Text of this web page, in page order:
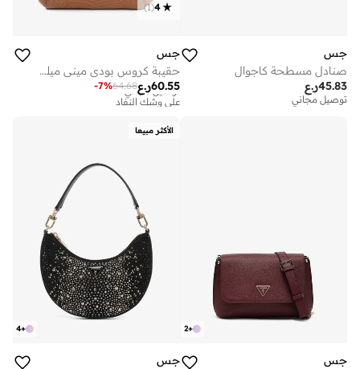
جس
صنادل مسطحة كاجوال
ر.ع45.83
توصيل مجاني
4
(
1
)
جس
حقيبة كروس بودي مينى ميليندا بغطاء قلاب
ر.ع60.55
64.68
-7%
توصيل مجاني
على وشك النفاد
على وشك النفاد
+
2
جس
الأكثر مبيعا
+
4
جس